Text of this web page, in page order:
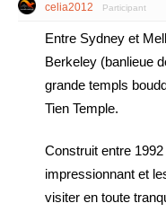
celia2012 Participant
Entre Sydney et
Berkeley (banlieue
grande templs
Tien Temple.
Construit entre
impressionnant et
visiter en toute